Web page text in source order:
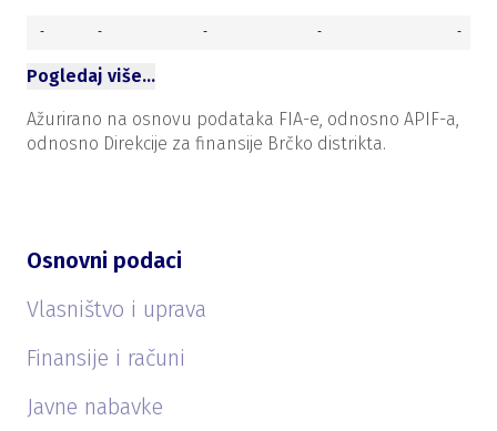
- - - - -
Pogledaj više…
Ažurirano na osnovu podataka FIA-e, odnosno APIF-a,
odnosno Direkcije za finansije Brčko distrikta.
Osnovni podaci
Vlasništvo i uprava
Finansije i računi
Javne nabavke